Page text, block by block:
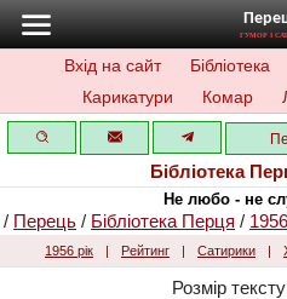
ГУМОР І
Вхід на сайт Бібліотека
Карикатури
Комар
Бібліотека
Не любо - не
/ Перець / Бібліотека Перця /
1956 рік | Рейтинг | Сатирики |
Розмір